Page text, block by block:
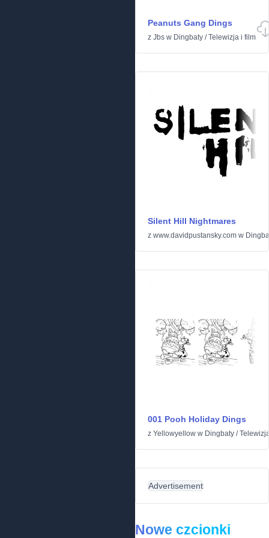
Peanuts Gang Dings
z Jbs w Dingbaty /Telewizja i film
Silent Hill Nightmares
z www.davidpustansky.com w
001 Pooh Holiday Dings
z Yellowyellow w Dingbaty /
Advertisement
Nowe czcionki